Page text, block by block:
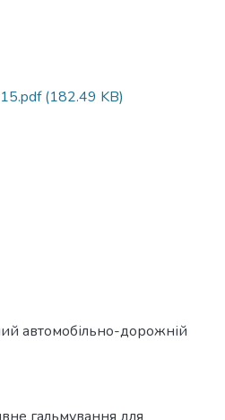
(182.49 KB)
автомобільно-дорожній